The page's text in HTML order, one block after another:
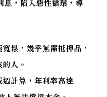
息，陷入惡性循環，導
鬆，幾乎無需抵押品，
人。
計算，年利率高達